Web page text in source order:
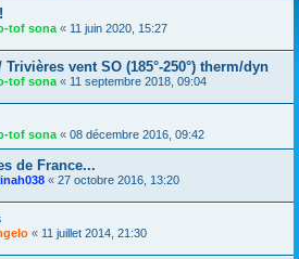
tof sona « 11 juin 2020, 15:27
vent SO (185°-250°) therm/dyn
tof sona « 11 septembre 2018, 09:04
tof sona « 08 décembre 2016, 09:42
de France...
« 27 octobre 2016, 13:20
« 11 juillet 2014, 21:30